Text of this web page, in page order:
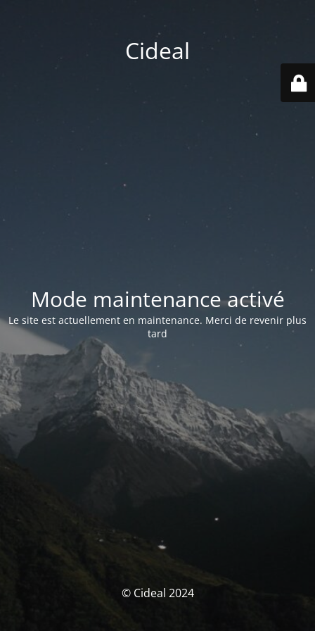
Cideal
Mode maintenance activé
Le site est actuellement en maintenance. Merci de revenir plus
tard
© Cideal 2024